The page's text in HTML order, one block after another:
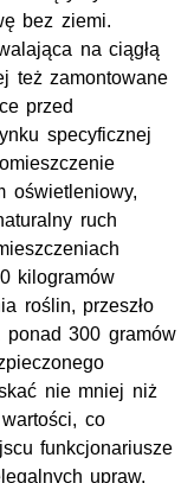
bez ziemi.
na ciągłą
też zamontowane
przed
specyficznej
oświetleniowy,
ruch
kilogramów
roślin, przeszło
300 gramów
nie mniej niż
co
funkcjonariusze
upraw,